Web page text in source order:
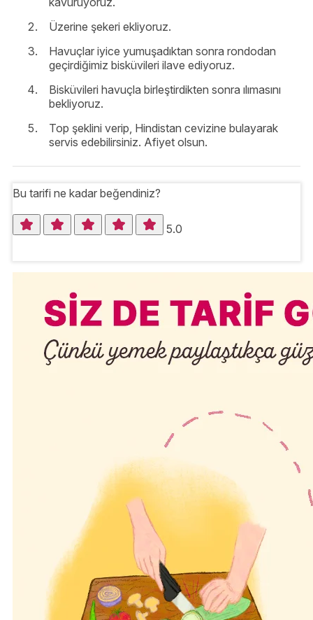
Üzerine şekeri ekliyoruz.
Havuçlar iyice yumuşadıktan sonra rondodan
geçirdiğimiz bisküvileri ilave ediyoruz.
Bisküvileri havuçla birleştirdikten sonra ılımasını
bekliyoruz.
Top şeklini verip, Hindistan cevizine bulayarak
servis edebilirsiniz. Afiyet olsun.
Bu tarifi ne kadar beğendiniz?
5.0